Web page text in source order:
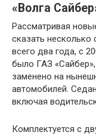
«Волга
Рассматривая
сказать несколько
всего два года, с
было ГАЗ
заменено на
автомобилей.
включая
Комплектуется с